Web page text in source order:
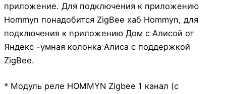
приложение. Для подключения к приложению
Hommyn понадобится ZigBee хаб Hommyn, для
подключения к приложению Дом с Алисой от
Яндекс -умная колонка Алиса с поддержкой
ZigBee.
* Модуль реле HOMMYN Zigbee 1 канал (с